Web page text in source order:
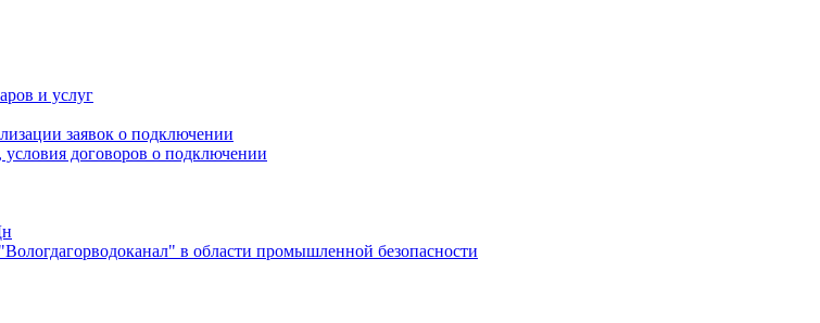
и услуг
заявок о подключении
условия договоров о подключении
в области промышленной безопасности